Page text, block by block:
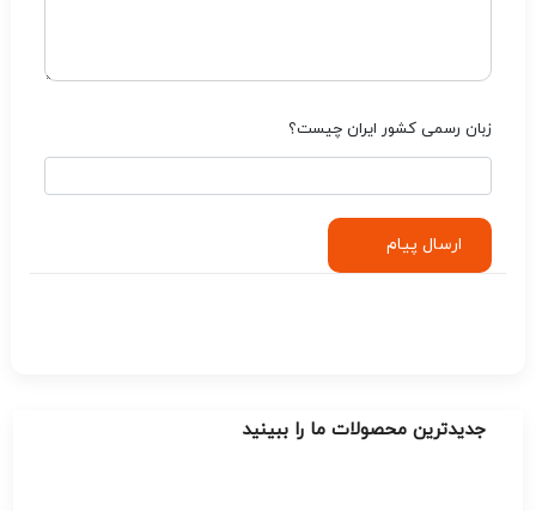
زبان رسمی کشور ایران چیست؟
ارسال پیام
جدیدترین محصولات ما را ببینید